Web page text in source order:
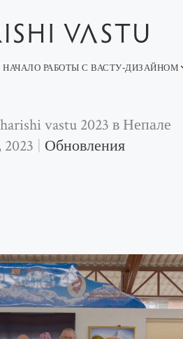
НАЧАЛО РАБОТЫ С ВАСТУ-ДИЗАЙНОМ
vastu 2023 в Непале
2023
Обновления